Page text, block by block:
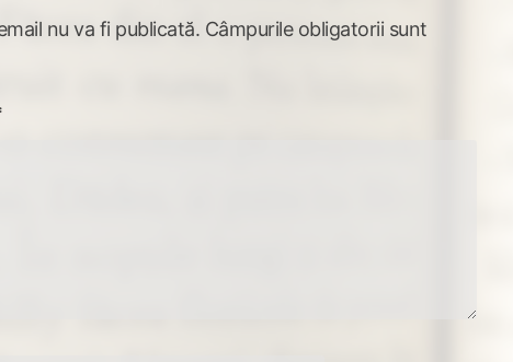
nu va fi publicată. Câmpurile obligatorii sunt